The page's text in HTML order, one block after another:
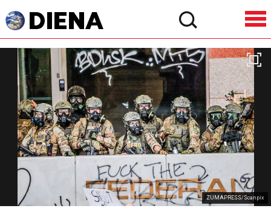
ZUMAPRESS/Scanpix